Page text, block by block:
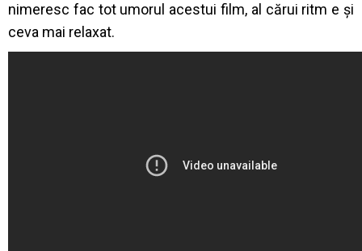
nimeresc fac tot umorul acestui film, al cărui ritm e și
ceva mai relaxat.